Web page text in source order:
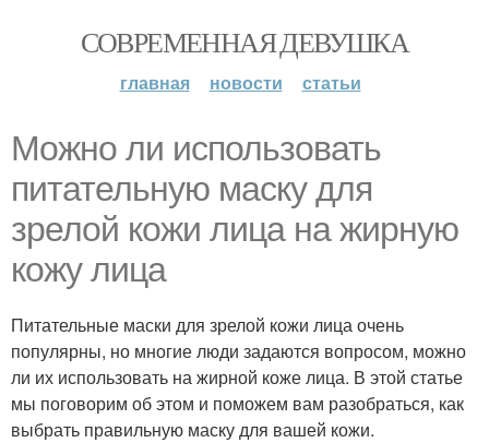
СОВРЕМЕННАЯ ДЕВУШКА
главная новости статьи
Можно ли использовать
питательную маску для
зрелой кожи лица на жирную
кожу лица
Питательные маски для зрелой кожи лица очень
популярны, но многие люди задаются вопросом, можно
ли их использовать на жирной коже лица. В этой статье
мы поговорим об этом и поможем вам разобраться, как
выбрать правильную маску для вашей кожи.